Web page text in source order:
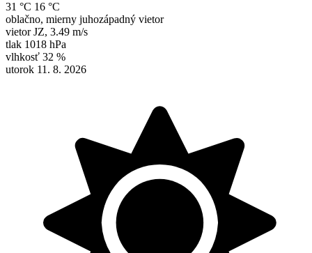
31 °C 16 °C
oblačno, mierny juhozápadný vietor
vietor JZ, 3.49 m/s
tlak 1018 hPa
vlhkosť 32 %
utorok 11. 8. 2026